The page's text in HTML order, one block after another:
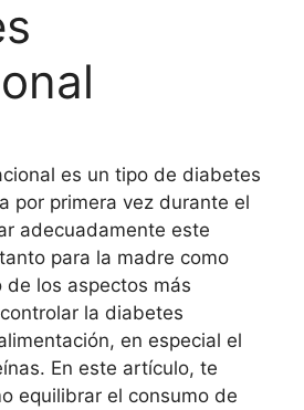
es un tipo de diabetes
por primera vez durante el
adecuadamente este
para la madre como
de los aspectos más
la diabetes
en especial el
En este artículo, te
equilibrar el consumo de